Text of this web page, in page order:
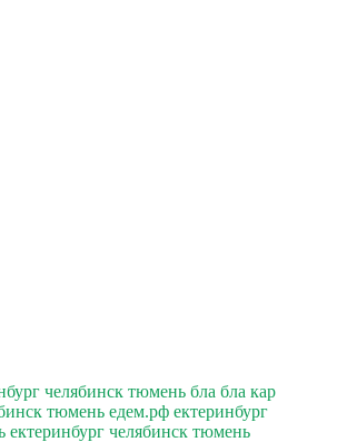
челябинск тюмень бла бла кар
тюмень едем.рф ектеринбург
ектеринбург челябинск тюмень